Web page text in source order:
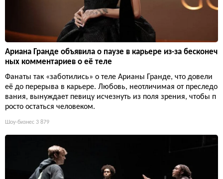
Ариана Гранде объявила о паузе в карьере из-за бесконеч
ных комментариев о её теле
Фанаты так «заботились» о теле Арианы Гранде, что довели
её до перерыва в карьере. Любовь, неотличимая от преследо
вания, вынуждает певицу исчезнуть из поля зрения, чтобы п
росто остаться человеком.
Шоу-бизнес 3 879